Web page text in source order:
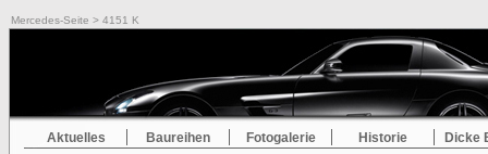
Mercedes-Seite > 4151 K
Aktuelles Baureihen Fotogalerie Historie Dicke